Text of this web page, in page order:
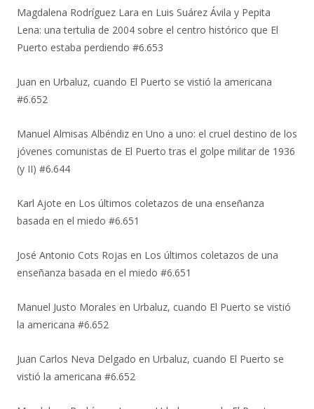
Magdalena Rodríguez Lara en Luis Suárez Ávila y Pepita
Lena: una tertulia de 2004 sobre el centro histórico que El
Puerto estaba perdiendo #6.653
Juan en Urbaluz, cuando El Puerto se vistió la americana
#6.652
Manuel Almisas Albéndiz en Uno a uno: el cruel destino de los
jóvenes comunistas de El Puerto tras el golpe militar de 1936
(y II) #6.644
Karl Ajote en Los últimos coletazos de una enseñanza
basada en el miedo #6.651
José Antonio Cots Rojas en Los últimos coletazos de una
enseñanza basada en el miedo #6.651
Manuel Justo Morales en Urbaluz, cuando El Puerto se vistió
la americana #6.652
Juan Carlos Neva Delgado en Urbaluz, cuando El Puerto se
vistió la americana #6.652